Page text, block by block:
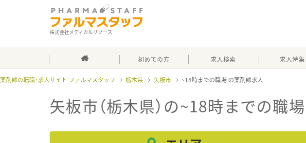
株式会社メディカルリソース
初めての方 求人検索 求人特集
薬剤師の転職・求人サイト ファルマスタッフ 栃木県 矢板市 ~18時までの職場
矢板市（栃木県）の~18時までの職場